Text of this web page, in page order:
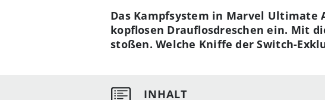
Das Kampfsystem in Marvel
kopflosen Drauflosdreschen ein. Mit
stoßen. Welche Kniffe der Switch-